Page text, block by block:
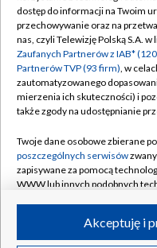
Abonament TVP
Emisja w TVP
Centrum informacji
Naziemna Telewizja
Rada Programowa
System NOS
Informacje o nadawcy
Program dla prasy
dostęp do informacji na Twoim
przechowywanie oraz na
nas, czyli Telewizję Polską S.A.
Zaufanych Partnerów z IAB*
Partnerów TVP (93 firm), w
zautomatyzowanego
mierzenia ich skuteczności) i
także zgody na udostępnianie
Twoje dane osobowe zbierane
poszczególnych serwisów
zapisywane za pomocą
WWW lub innych podobnych
ruchu w Internecie.Akceptuję i